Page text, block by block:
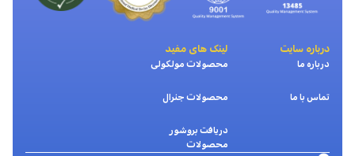
درباره سایت
درباره ما
تماس با ما
لینک های مفید
محصولات مولکولی
محصولات جنرال
دریافت بروشور
محصولات